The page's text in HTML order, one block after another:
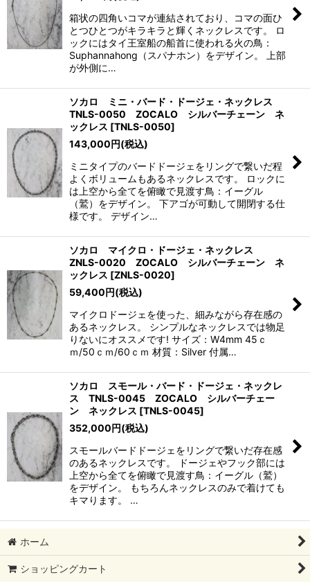
箱状の四角いコマが連結されており、コマの面ひ
とつひとつがキラキラと輝くネックレスです。 ロ
ックにはタイ王室船の船首に使われる火の鳥：
Suphannahong（スパナホン）をデザイン。 上部
が外側に…
ソカロ ミニ・バード・ドージェ・ネックレス
TNLS-0050 ZOCALO シルバーチェーン ネ
ックレス [TNLS-0050]
143,000円(税込)
ミニタイプのバードドージェをリングで繋いだ程
よくボリュームもあるネックレスです。 ロックに
は上空から全てを俯瞰で見渡す鳥：イーグル
（鷲）をデザイン。 下アゴが可動して開閉する仕
様です。 デザイン…
ソカロ マイクロ・ドージェ・ネックレス
ZNLS-0020 ZOCALO シルバーチェーン ネ
ックレス [ZNLS-0020]
59,400円(税込)
マイクロドージェを使った、細みながら存在感の
あるネックレス。 シンプルなネックレスでは物足
りないにオススメです! サイズ：W4mm 45ｃ
ｍ/50ｃｍ/60ｃｍ 材質：Silver 付属…
ソカロ スモール・バード・ドージェ・ネックレ
ス TNLS-0045 ZOCALO シルバーチェー
ン ネックレス [TNLS-0045]
352,000円(税込)
スモールバードドージェをリングで繋いだ存在感
のあるネックレスです。 ドージェやフック部には
上空から全てを俯瞰で見渡す鳥：イーグル（鷲）
をデザイン。 もちろんネックレスのみで着けても
キマります。 …
ホーム
ショッピングカート